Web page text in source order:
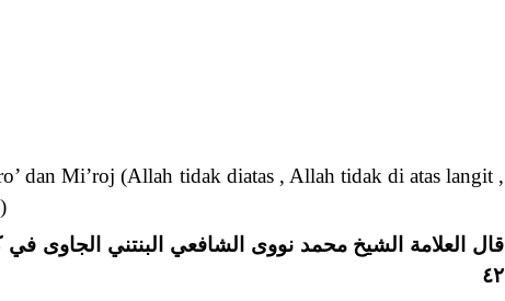
dan Mi’roj (Allah tidak diatas , Allah tidak di atas langit ,
قال العلامة الشيخ محمد نووى الشافعي البنتني الجاوى في
٤٢